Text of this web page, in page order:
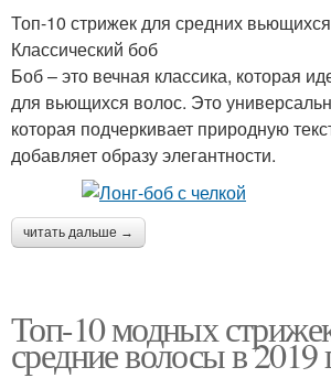
Топ-10 стрижек для средних
Классический боб
Боб – это вечная классика, которая
для вьющихся волос. Это
которая подчеркивает природную
добавляет образу элегантности.
читать дальше →
Топ-10 модных
средние волосы в 2019